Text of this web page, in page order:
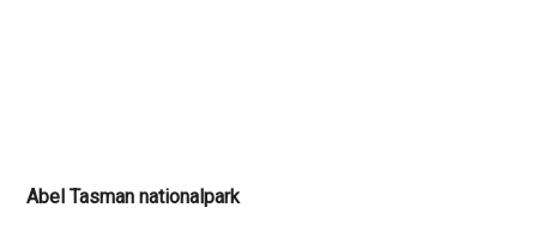
Abel Tasman nationalpark